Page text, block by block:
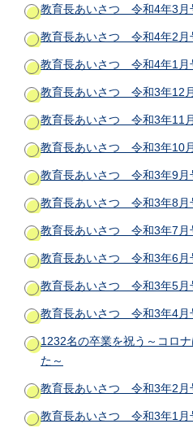
教育長あいさつ 令和4年3月
教育長あいさつ 令和4年2月
教育長あいさつ 令和4年1月
教育長あいさつ 令和3年12
教育長あいさつ 令和3年11
教育長あいさつ 令和3年10
教育長あいさつ 令和3年9月
教育長あいさつ 令和3年8月
教育長あいさつ 令和3年7月
教育長あいさつ 令和3年6月
教育長あいさつ 令和3年5月
教育長あいさつ 令和3年4月
1232名の卒業を祝う～コロ
た～
教育長あいさつ 令和3年2月
教育長あいさつ 令和3年1月